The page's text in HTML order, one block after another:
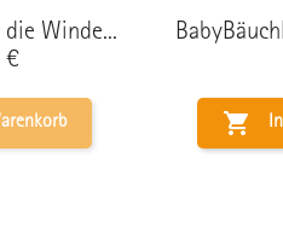
Winde...
€
